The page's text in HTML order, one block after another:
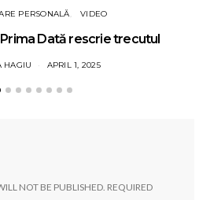
PERSONALĂ VIDEO
Dată rescrie trecutul
HAGIU APRIL 1, 2025
NOT BE PUBLISHED. REQUIRED